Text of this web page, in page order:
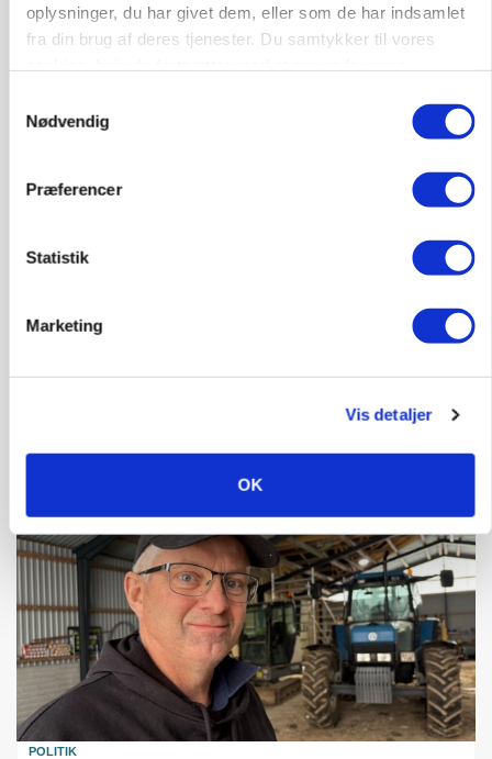
oplysninger, du har givet dem, eller som de har indsamlet
fra din brug af deres tjenester. Du samtykker til vores
Nødvendig
Præferencer
Statistik
Marketing
Vis detaljer
OK
Russisk mælkepris dykker 23 procent
Fra mark til mur: Byggeriet kan åbne nyt
POLITIK